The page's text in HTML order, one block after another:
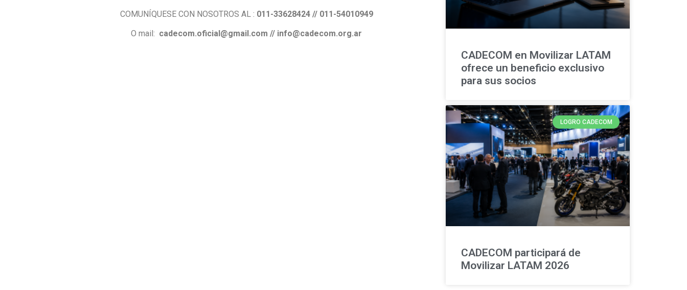
COMUNÍQUESE CON NOSOTROS AL : 011-33628424 // 011-54010949
O mail: cadecom.oficial@gmail.com // info@cadecom.org.ar
CADECOM en Movilizar LATAM
ofrece un beneficio exclusivo
para sus socios
LOGRO CADECOM
CADECOM participará de
Movilizar LATAM 2026